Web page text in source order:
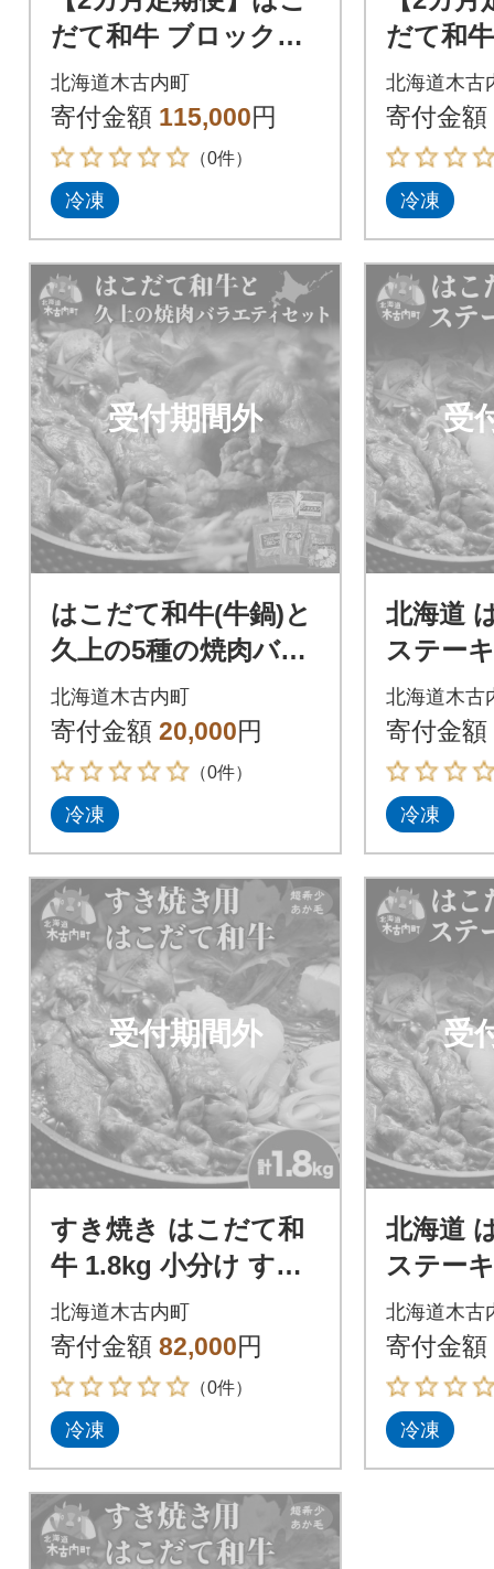
だて和牛 ブロック肉
400g×6 計4.8kg 和牛
牛肉 ビーフ 赤身 国産
北海道木古内町
寄付金額 115,000円
（0件）
冷凍
だて和
ック肉
ト 和牛
赤身
北海道木古
寄付金額
冷凍
受付期間外
はこだて和牛(牛鍋)と
久上の5種の焼肉バラ
エティセット 豚肉・
お肉・鶏肉・ラム肉・
バーベキュー
北海道木古内町
寄付金額 20,000円
（0件）
冷凍
受
北海道
ステー
計3.4kg 肩ロース サ
ーロイ
北海道木古
寄付金額
冷凍
受付期間外
すき焼き はこだて和
牛 1.8kg 小分け すき
焼き ロース
北海道木古内町
寄付金額 82,000円
（0件）
冷凍
受
北海道
ステー
計850g
ロイン
北海道木古
寄付金額
冷凍